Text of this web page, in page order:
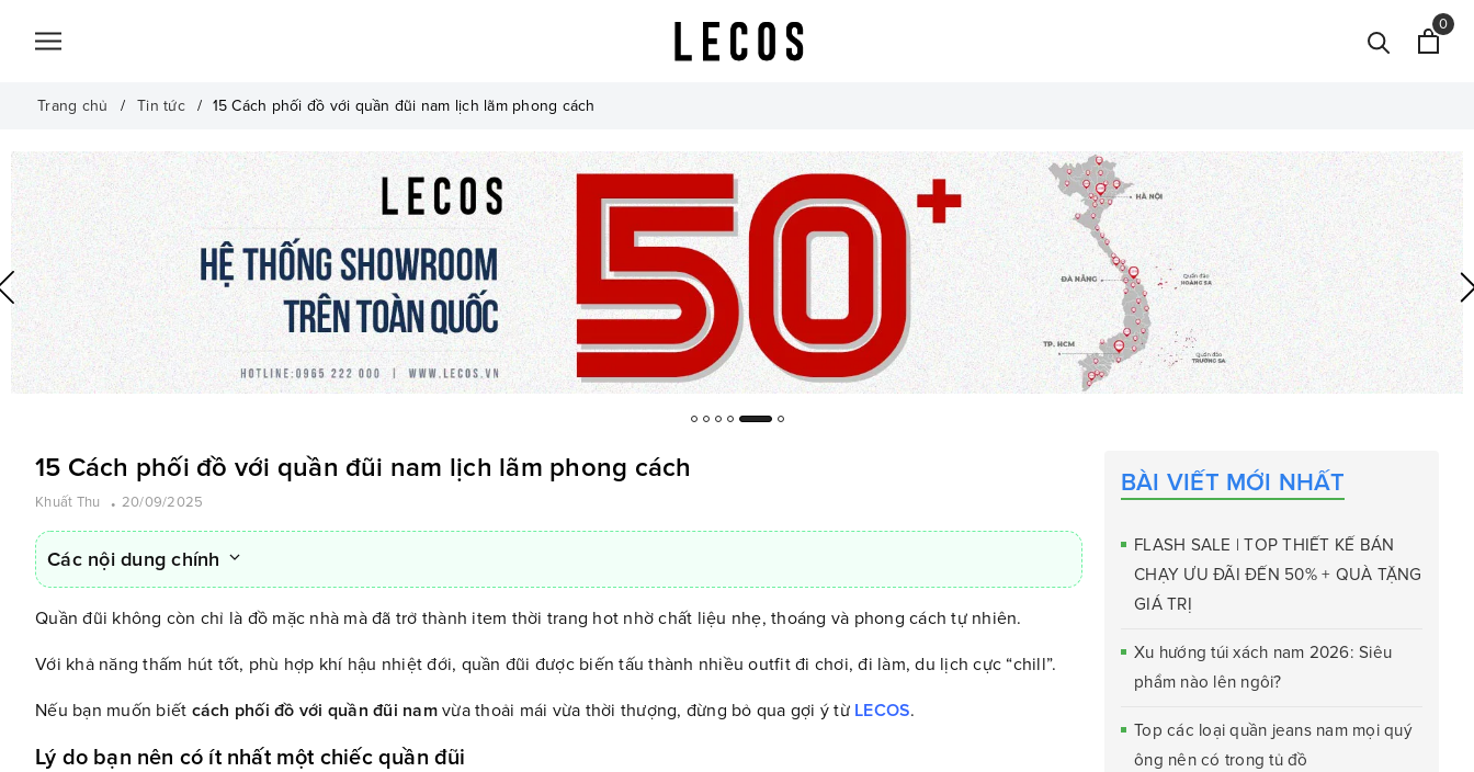
0
Trang chủ Tin tức 15 Cách phối đồ với quần đũi nam lịch lãm phong cách
15 Cách phối đồ với quần đũi nam lịch lãm phong cách
Khuất Thu 20/09/2025
Các nội dung chính
Quần đũi không còn chỉ là đồ mặc nhà mà đã trở thành item thời trang hot nhờ chất liệu nhẹ, thoáng và phong cách tự nhiên.
Với khả năng thấm hút tốt, phù hợp khí hậu nhiệt đới, quần đũi được biến tấu thành nhiều outfit đi chơi, đi làm, du lịch cực “chill”.
Nếu bạn muốn biết cách phối đồ với quần đũi namvừa thoải mái vừa thời thượng, đừng bỏ qua gợi ý từ LECOS.
Lý do bạn nên có ít nhất một chiếc quần đũi
BÀI VIẾT MỚI NHẤT
FLASH SALE | TOP THIẾT KẾ BÁN
CHẠY ƯU ĐÃI ĐẾN 50% + QUÀ TẶNG
GIÁ TRỊ
Xu hướng túi xách nam 2026: Siêu
phẩm nào lên ngôi?
Top các loại quần jeans nam mọi quý
ông nên có trong tủ đồ